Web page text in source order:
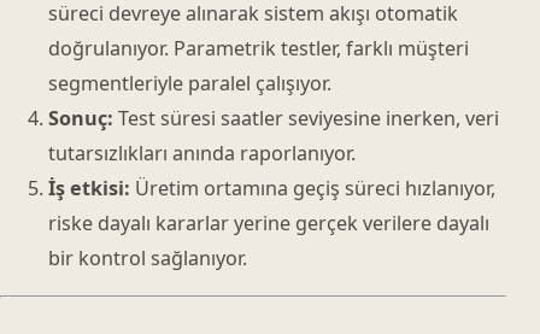
süreci devreye alınarak sistem akışı otomatik
doğrulanıyor. Parametrik testler, farklı müşteri
segmentleriyle paralel çalışıyor.
Sonuç: Test süresi saatler seviyesine inerken, veri
tutarsızlıkları anında raporlanıyor.
İş etkisi: Üretim ortamına geçiş süreci hızlanıyor,
riske dayalı kararlar yerine gerçek verilere dayalı
bir kontrol sağlanıyor.